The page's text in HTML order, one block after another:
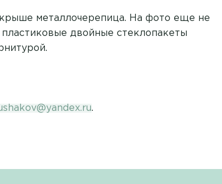
металлочерепица. На фото еще не
двойные стеклопакеты
.